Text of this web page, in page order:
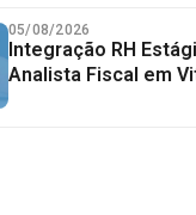
05/08/2026
Integração RH
Analista Fiscal em